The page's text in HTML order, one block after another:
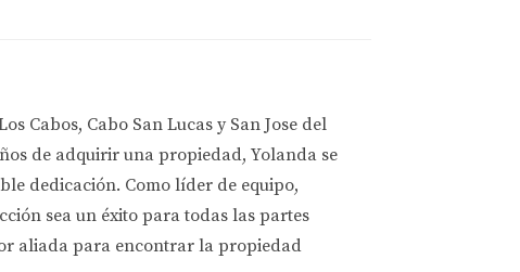
la convierten en una experta
Cabos, ajustándose a tus necesidades y
Cabos, Cabo San Lucas y San Jose del
de adquirir una propiedad, Yolanda se
dedicación. Como líder de equipo,
sea un éxito para todas las partes
aliada para encontrar la propiedad